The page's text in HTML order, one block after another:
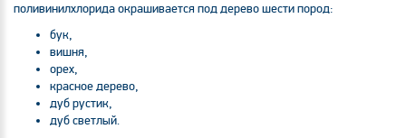
поливинилхлорида окрашивается под дерево шести пород:
бук,
вишня,
орех,
красное дерево,
дуб рустик,
дуб светлый.